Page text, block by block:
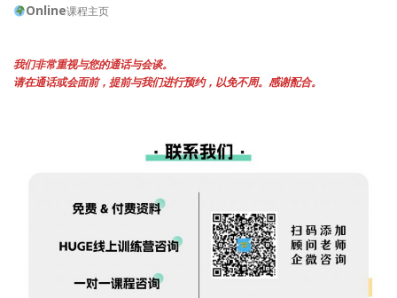
Online课程主页
我们非常重视与您的通话与会谈。
请在通话或会面前，提前与我们进行预约，以免不周。感谢配合。